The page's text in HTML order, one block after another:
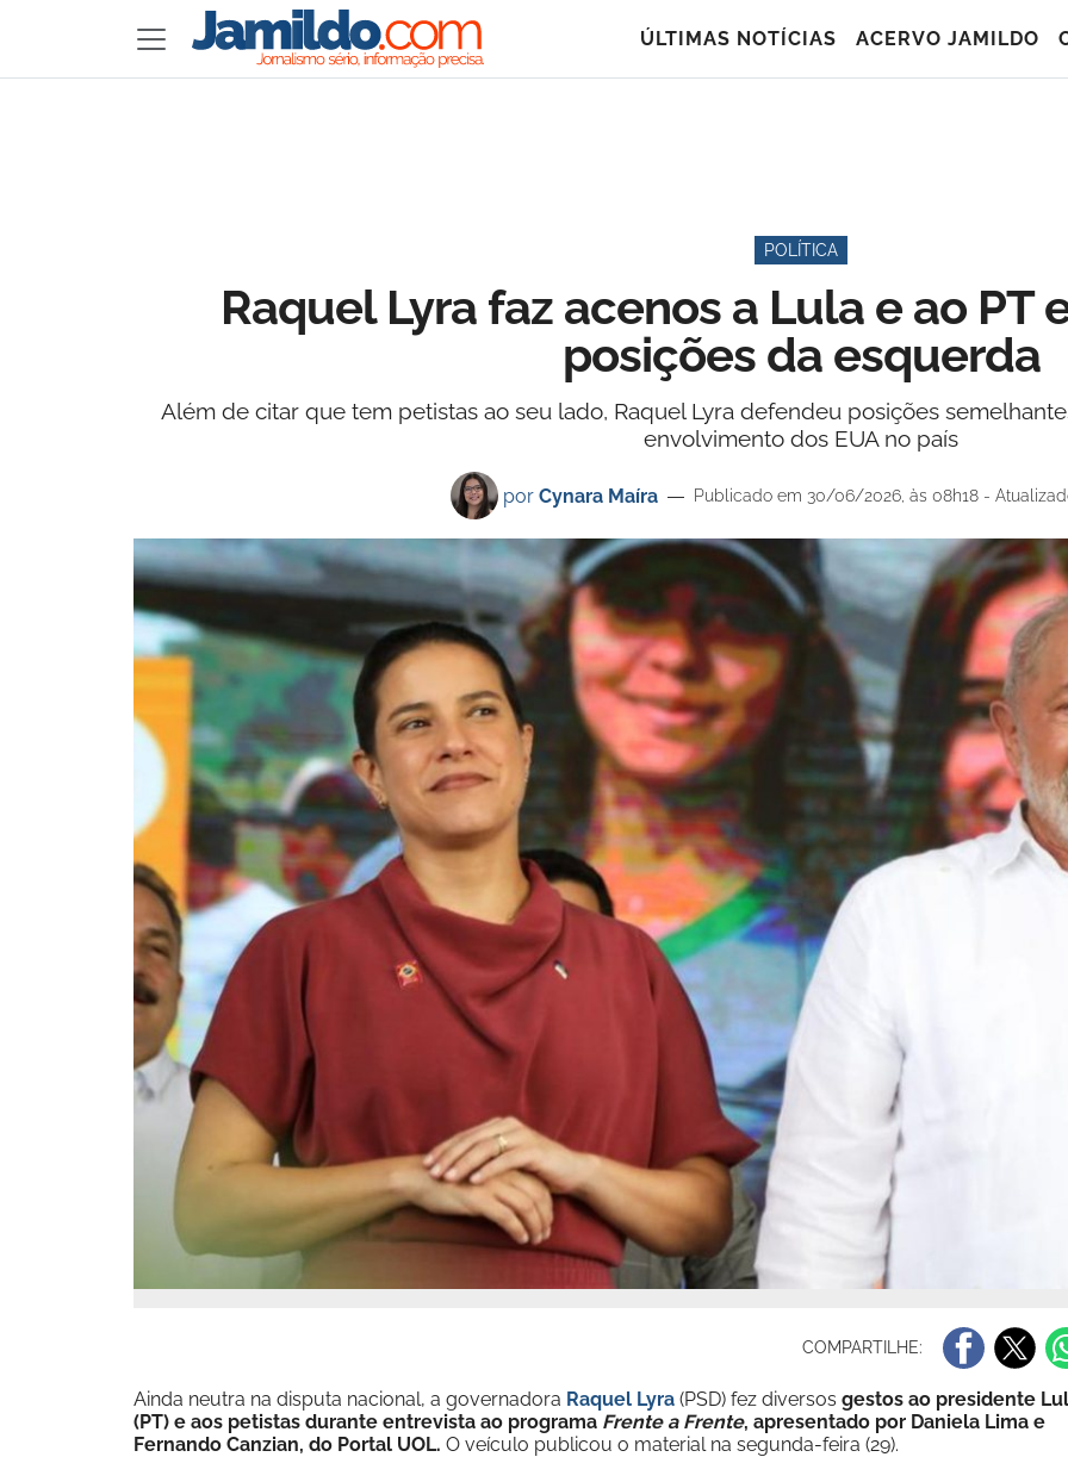
ÚLTIMAS NOTÍCIAS ACERVO JAMILDO
POLÍTICA
Raquel Lyra faz acenos a Lula e ao PT
posições da esquerda
Além de citar que tem petistas ao seu lado, Raquel Lyra defendeu posições
envolvimento dos EUA no país
por Cynara Maíra Publicado em 30/06/2026, às 08h18 -
COMPARTILHE:
Ainda neutra na disputa nacional, a governadora Raquel Lyra (PSD) fez diversos gestos ao presidente
(PT) e aos petistas durante entrevista ao programa Frente a Frente, apresentado por Daniela Lima e
Fernando Canzian, do Portal UOL. O veículo publicou o material na segunda-feira (29).